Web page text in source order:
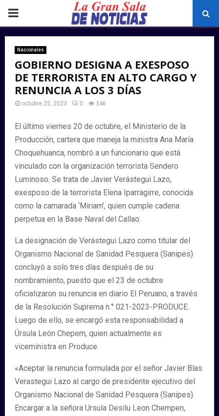
PRIMARY
MENU
Nacionales
GOBIERNO DESIGNA A EXESPOSO
DE TERRORISTA EN ALTO CARGO Y
RENUNCIA A LOS 3 DÍAS
octubre 25, 2023 0 346
El último viernes 20 de octubre, el Ministerio de la
Producción, cartera que maneja la ministra Ana María
Choquehuanca, nombró a un funcionario que está
vinculado con la organización terrorista Sendero
Luminoso. Se trata de Javier Verástegui Lazo,
exesposo de la terrorista Elena Iparragirre, conocida
como la camarada ‘Miriam’, quien cumple cadena
perpetua en la Base Naval del Callao.
La designación de Verástegui Lazo como titular del
Organismo Nacional de Sanidad Pesquera (Sanipes)
concluyó a solo tres días después de su
nombramiento, puesto que el 23 de octubre
oficializaron su renuncia en diario El Peruano, a través
de la Resolución Suprema n.° 021-2023-PRODUCE.
Luego de ello, se encargó esta responsabilidad a
Úrsula León Chepem, quien actualmente es
viceministra en Produce.
«Aceptar la renuncia formulada por el señor Javier Blas
Verastegui Lazo al cargo de presidente ejecutivo del
Organismo Nacional de Sanidad Pesquera (Sanipes).
Encargar a la señora Ursula Desilu Leon Chempen,